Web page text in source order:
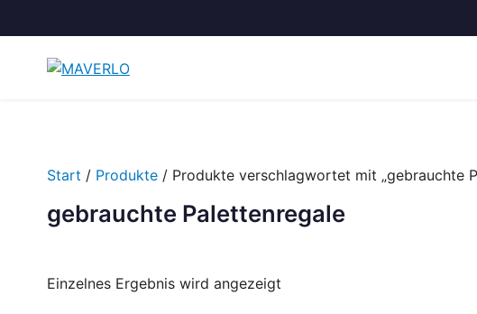
Inhalt
springen
Start / Produkte / Produkte verschlagwortet mit „gebrauchte
gebrauchte Palettenregale
Einzelnes Ergebnis wird angezeigt